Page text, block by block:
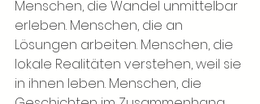
Menschen, die Wandel unmittelbar
erleben. Menschen, die an
Lösungen arbeiten. Menschen, die
lokale Realitäten verstehen, weil sie
in ihnen leben. Menschen, die